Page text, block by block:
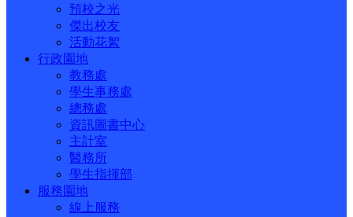
預校之光
傑出校友
活動花絮
行政園地
教務處
學生事務處
總務處
資訊圖書中心
主計室
醫務所
學生指揮部
服務園地
線上服務